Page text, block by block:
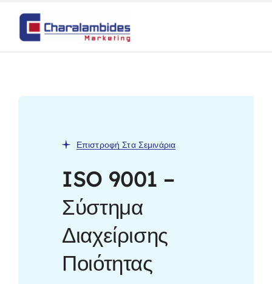
Επιστροφή Στα Σεμινάρια
ISO 9001 –
Σύστημα
Διαχείρισης
Ποιότητας